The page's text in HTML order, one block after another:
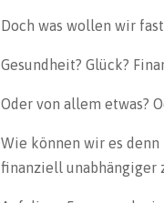
Doch was wollen wir
Gesundheit? Glück?
Oder von allem etwas?
Wie können wir es
finanziell unabhängiger